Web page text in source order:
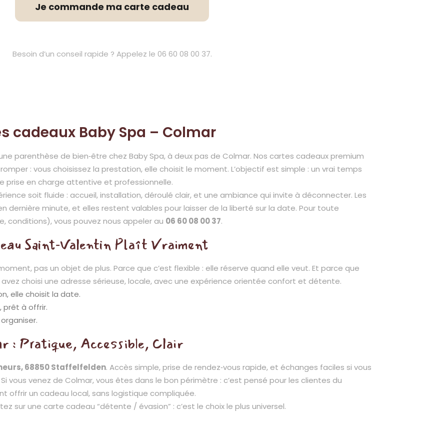
Je commande ma carte cadeau
Besoin d’un conseil rapide ? Appelez le 06 60 08 00 37.
cadeaux Baby Spa – Colmar
parenthèse de bien‑être chez Baby Spa, à deux pas de Colmar. Nos cartes cadeaux premium
: vous choisissez la prestation, elle choisit le moment. L’objectif est simple : un vrai temps
prise en charge attentive et professionnelle.
soit fluide : accueil, installation, déroulé clair, et une ambiance qui invite à déconnecter. Les
minute, et elles restent valables pour laisser de la liberté sur la date. Pour toute
conditions), vous pouvez nous appeler au 06 60 08 00 37.
Saint‑Valentin Plaît Vraiment
pas un objet de plus. Parce que c’est flexible : elle réserve quand elle veut. Et parce que
choisi une adresse sérieuse, locale, avec une expérience orientée confort et détente.
elle choisit la date.
prêt à offrir.
: Pratique, Accessible, Clair
68850 Staffelfelden. Accès simple, prise de rendez‑vous rapide, et échanges faciles si vous
vous venez de Colmar, vous êtes dans le bon périmètre : c’est pensé pour les clientes du
offrir un cadeau local, sans logistique compliquée.
sur une carte cadeau “détente / évasion” : c’est le choix le plus universel.